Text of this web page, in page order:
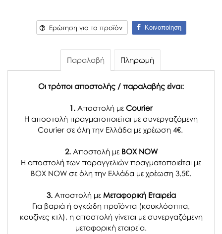
Ερώτηση για το προϊόν Κοινοποίηση
Παραλαβή Πληρωμή
Οι τρόποι αποστολής / παραλαβής είναι:
1. Αποστολή με Courier
Η αποστολή πραγματοποιείται με συνεργαζόμενη
Courier σε όλη την Ελλάδα με χρέωση 4€.
2. Αποστολή μεBOX NOW
Η αποστολή των παραγγελιών πραγματοποιείται με
BOX NOW σε όλη την Ελλάδα με χρέωση 3,5€.
3. Αποστολή μεΜεταφορική Εταιρεία
Για βαριά ή ογκώδη προϊόντα (κουκλόσπιτα,
κουζίνες κτλ), η αποστολή γίνεται με συνεργαζόμενη
μεταφορική εταιρεία.